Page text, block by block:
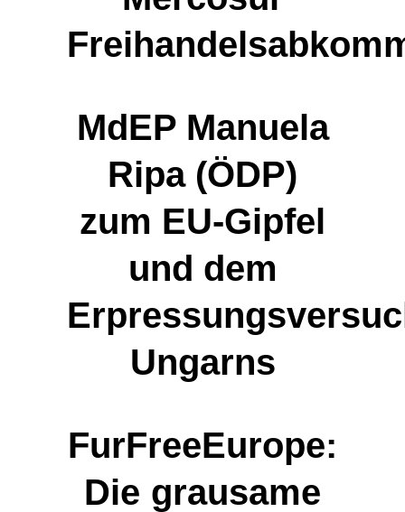
MdEP Manuela
Ripa (ÖDP)
zum EU-Gipfel
und dem
Ungarns
FurFreeEurope:
Die grausame